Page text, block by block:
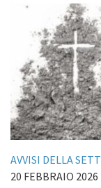
AVVISI DELLA
20 FEBBRAIO 2026